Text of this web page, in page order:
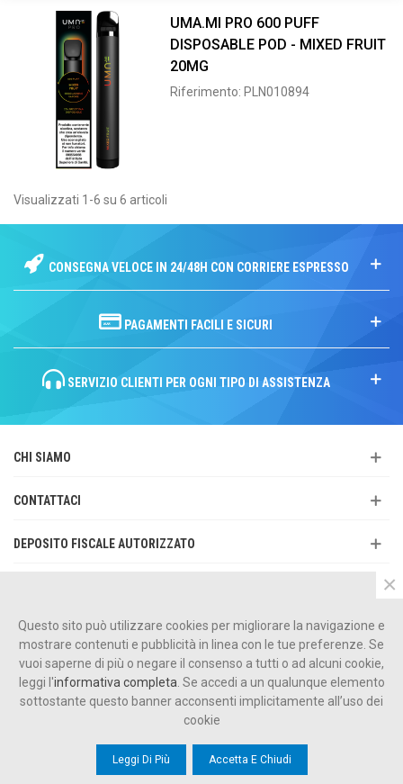
UMA.MI PRO 600 PUFF
DISPOSABLE POD - MIXED FRUIT
20MG
Riferimento: PLN010894
Visualizzati 1-6 su 6 articoli
CONSEGNA VELOCE IN 24/48H CON CORRIERE ESPRESSO
PAGAMENTI FACILI E SICURI
SERVIZIO CLIENTI PER OGNI TIPO DI ASSISTENZA
CHI SIAMO
CONTATTACI
DEPOSITO FISCALE AUTORIZZATO
CATALOGO PRODOTTI
© 2023 LA SUPREMA SMOKE SRL | VIA ALDO BARTOCCI, 9/M 05100 Terni
Questo sito può utilizzare cookies per migliorare la navigazione e
mostrare contenuti e pubblicità in linea con le tue preferenze. Se
vuoi saperne di più o negare il consenso a tutti o ad alcuni cookie,
leggi l'informativa completa . Se accedi a un qualunque elemento
sottostante questo banner acconsenti implicitamente all’uso dei
cookie
Leggi Di Più Accetta E Chiudi
×